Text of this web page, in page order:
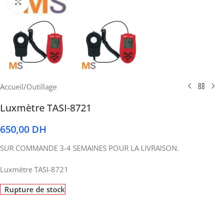
Accueil/Outillage
Luxmètre TASI-8721
650,00 DH
SUR COMMANDE 3-4 SEMAINES POUR LA LIVRAISON.
Luxmètre TASI-8721
Rupture de stock